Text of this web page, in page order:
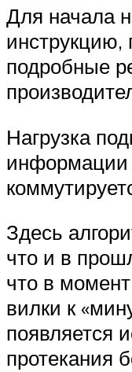
Для начала
инструкцию,
подробные
Нагрузка
информации
Здесь
что и в
что в
вилки к
появляется
протекания